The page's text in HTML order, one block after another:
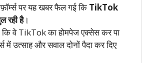
n
sl
at
पर यह खबर फैल गई कि TikTok
रही है।
कि वे TikTok का होमपेज एक्सेस कर पा
उत्साह और सवाल दोनों पैदा कर दिए